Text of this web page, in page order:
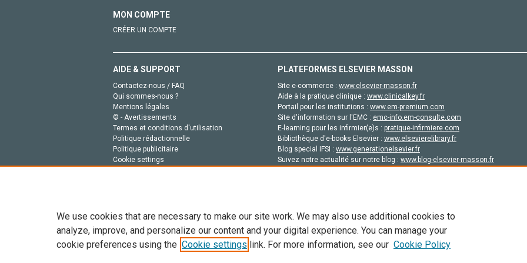
MON COMPTE
CRÉER UN COMPTE
AIDE & SUPPORT
Contactez-nous / FAQ
Qui sommes-nous ?
Mentions légales
© - Avertissements
Termes et conditions d'utilisation
Politique rédactionnelle
Politique publicitaire
Cookie settings
PLATEFORMES ELSEVIER MASSON
Site e-commerce : www.elsevier-masson.fr
Aide à la pratique clinique : www.clinicalkey.fr
Portail pour les institutions : www.em-premium.com
Site d'information sur l'EMC : emc-info.em-consulte.com
E-learning pour les infirmier(e)s : pratique-infirmiere.com
Bibliothèque d'e-books Elsevier : www.elsevierelibrary.fr
Blog special IFSI : www.generationelsevier.fr
Suivez notre actualité sur notre blog : www.blog-elsevier-masson.fr
Tout le contenu de ce site: Copyright © 2026 Elsevier, ses concédants de licence et ses contributeurs. Tout les droits sont réservés,
de données, a la formation en IA et aux technologies similaires. Pour tout contenu en libre accès, les conditions de licence
We use cookies that are necessary to make our site work. We may also use additional cookies to
analyze, improve, and personalize our content and your digital experience. You can manage your
cookie preferences using the Cookie settings link. For more information, see our Cookie Policy